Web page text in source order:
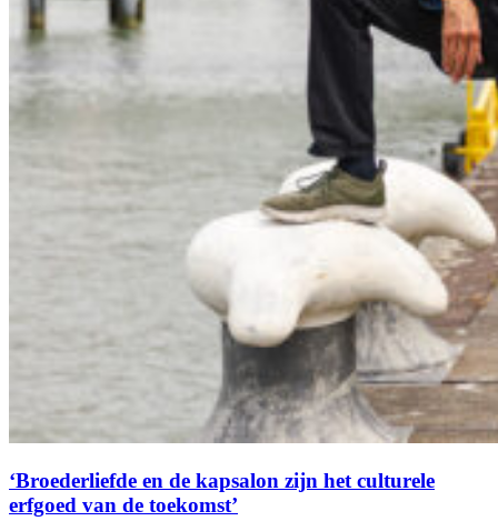
‘Broederliefde en de kapsalon zijn het culturele
erfgoed van de toekomst’